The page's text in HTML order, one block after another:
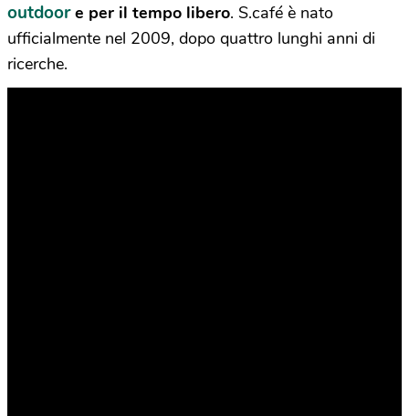
outdoore per il tempo libero. S.café è nato
ufficialmente nel 2009, dopo quattro lunghi anni di
ricerche.